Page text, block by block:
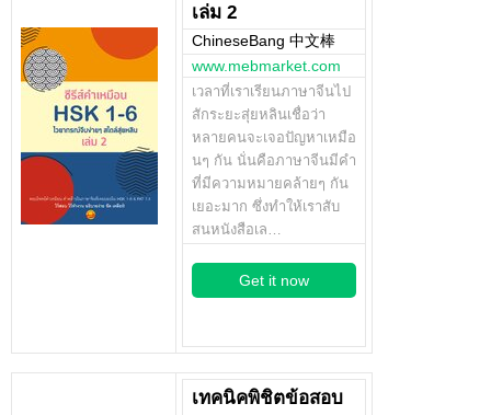
เล่ม 2
ChineseBang 中文棒
www.mebmarket.com
เวลาที่เราเรียนภาษาจีนไป
สักระยะสุ่ยหลินเชื่อว่า
หลายคนจะเจอปัญหาเหมือ
นๆ กัน นั่นคือภาษาจีนมีคำ
ที่มีความหมายคล้ายๆ กัน
เยอะมาก ซึ่งทำให้เราสับ
สนหนังสือเล…
Get it now
เทคนิคพิชิตข้อสอบ